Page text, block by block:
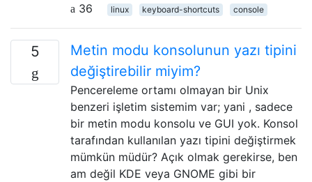
36
linux keyboard-shortcuts console
5
Metin modu konsolunun yazı tipini
değiştirebilir miyim?
Pencereleme ortamı olmayan bir Unix
benzeri işletim sistemim var; yani , sadece
bir metin modu konsolu ve GUI yok. Konsol
tarafından kullanılan yazı tipini değiştirmek
mümkün müdür? Açık olmak gerekirse, ben
am değil KDE veya GNOME gibi bir